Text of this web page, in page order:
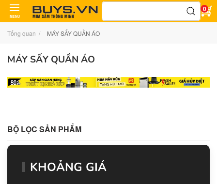
MENU
Tìm
0
Tổng quan MÁY SẤY QUẦN ÁO
MÁY SẤY QUẦN ÁO
BỘ LỌC SẢN PHẨM
KHOẢNG GIÁ